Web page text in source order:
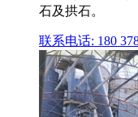
石及拱石。
联系电话: 180